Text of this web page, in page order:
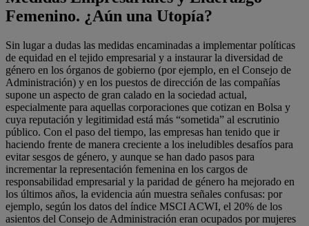
Femenino. ¿Aún una Utopía?
Sin lugar a dudas las medidas encaminadas a implementar políticas
de equidad en el tejido empresarial y a instaurar la diversidad de
género en los órganos de gobierno (por ejemplo, en el Consejo de
Administración) y en los puestos de dirección de las compañías
supone un aspecto de gran calado en la sociedad actual,
especialmente para aquellas corporaciones que cotizan en Bolsa y
cuya reputación y legitimidad está más “sometida” al escrutinio
público. Con el paso del tiempo, las empresas han tenido que ir
haciendo frente de manera creciente a los ineludibles desafíos para
evitar sesgos de género, y aunque se han dado pasos para
incrementar la representación femenina en los cargos de
responsabilidad empresarial y la paridad de género ha mejorado en
los últimos años, la evidencia aún muestra señales confusas: por
ejemplo, según los datos del índice MSCI ACWI, el 20% de los
asientos del Consejo de Administración eran ocupados por mujeres